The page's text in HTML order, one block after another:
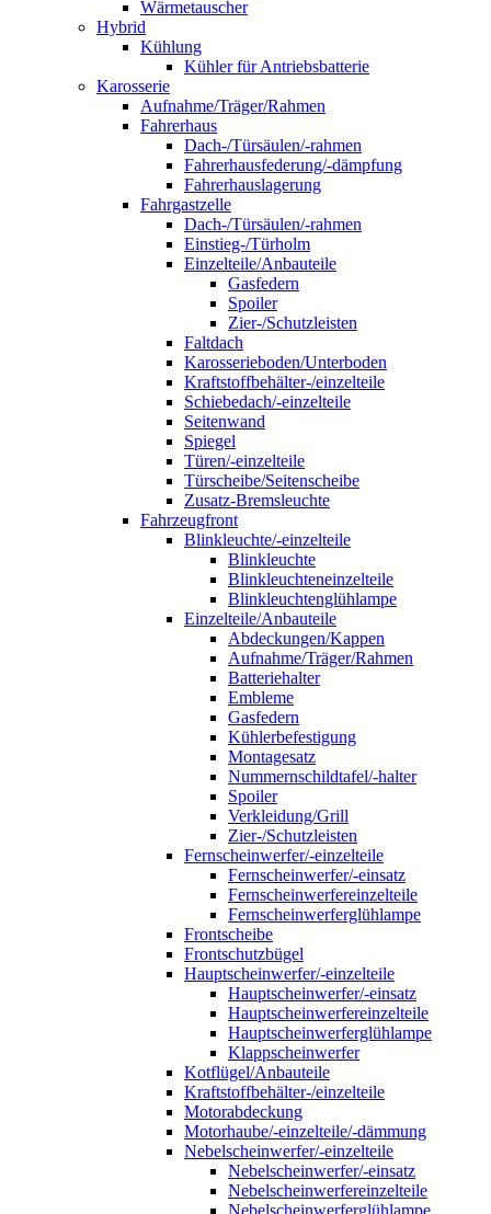
Wärmetauscher
Hybrid
Kühlung
Kühler für Antriebsbatterie
Karosserie
Aufnahme/Träger/Rahmen
Fahrerhaus
Dach-/Türsäulen/-rahmen
Fahrerhausfederung/-dämpfung
Fahrerhauslagerung
Fahrgastzelle
Dach-/Türsäulen/-rahmen
Einstieg-/Türholm
Einzelteile/Anbauteile
Gasfedern
Spoiler
Zier-/Schutzleisten
Faltdach
Karosserieboden/Unterboden
Kraftstoffbehälter-/einzelteile
Schiebedach/-einzelteile
Seitenwand
Spiegel
Türen/-einzelteile
Türscheibe/Seitenscheibe
Zusatz-Bremsleuchte
Fahrzeugfront
Blinkleuchte/-einzelteile
Blinkleuchte
Blinkleuchteneinzelteile
Blinkleuchtenglühlampe
Einzelteile/Anbauteile
Abdeckungen/Kappen
Aufnahme/Träger/Rahmen
Batteriehalter
Embleme
Gasfedern
Kühlerbefestigung
Montagesatz
Nummernschildtafel/-halter
Spoiler
Verkleidung/Grill
Zier-/Schutzleisten
Fernscheinwerfer/-einzelteile
Fernscheinwerfer/-einsatz
Fernscheinwerfereinzelteile
Fernscheinwerferglühlampe
Frontscheibe
Frontschutzbügel
Hauptscheinwerfer/-einzelteile
Hauptscheinwerfer/-einsatz
Hauptscheinwerfereinzelteile
Hauptscheinwerferglühlampe
Klappscheinwerfer
Kotflügel/Anbauteile
Kraftstoffbehälter-/einzelteile
Motorabdeckung
Motorhaube/-einzelteile/-dämmung
Nebelscheinwerfer/-einzelteile
Nebelscheinwerfer/-einsatz
Nebelscheinwerfereinzelteile
Nebelscheinwerferglühlampe